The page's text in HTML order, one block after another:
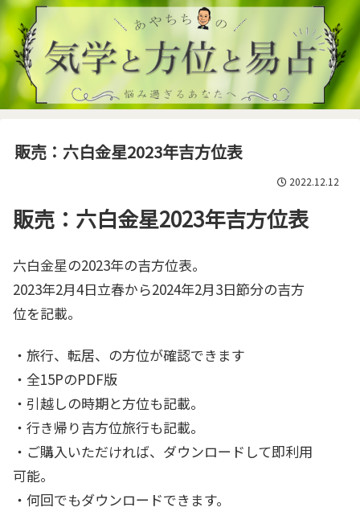
販売：六白金星2023年吉方位表
2022.12.12
販売：六白金星2023年吉方位表
六白金星の2023年の吉方位表。
2023年2月4日立春から2024年2月3日節分の吉方
位を記載。
・旅行、転居、の方位が確認できます
・全15PのPDF版
・引越しの時期と方位も記載。
・行き帰り吉方位旅行も記載。
・ご購入いただければ、ダウンロードして即利用
可能。
・何回でもダウンロードできます。